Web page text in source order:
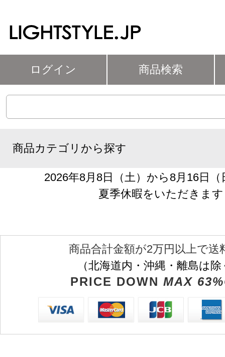
ログイン 商品検索
商品カテゴリから探す
2026年8月8日（土）から8月16日
夏季休暇をいただきます
商品合計金額が2万円以上で送
（北海道内・沖縄・離島は
PRICE DOWN MAX